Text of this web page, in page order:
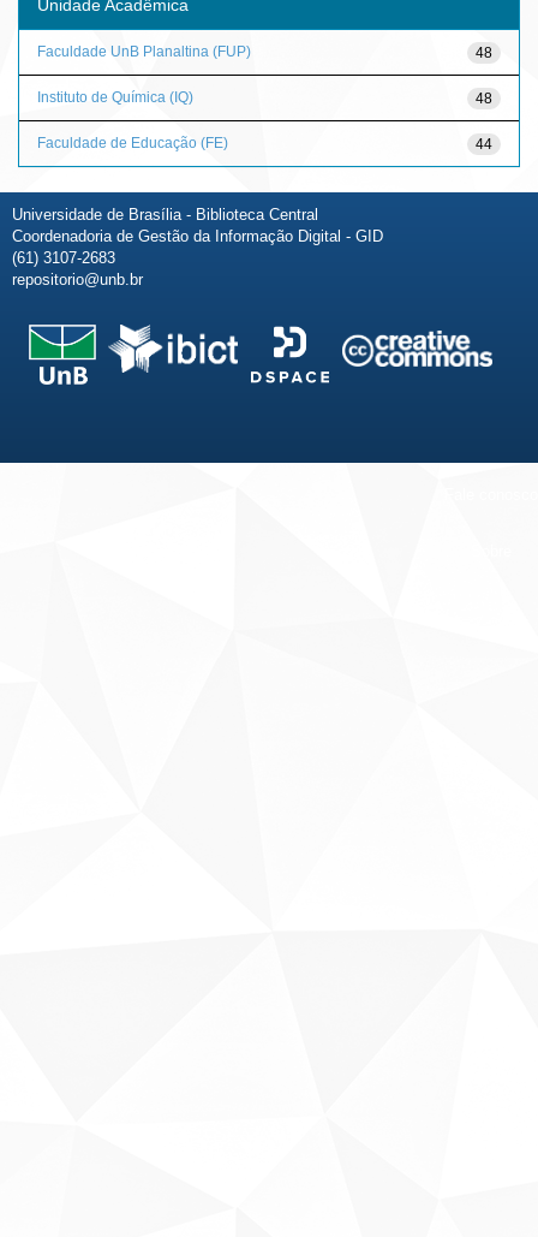
Unidade Acadêmica
48
Faculdade UnB Planaltina (FUP)
48
Instituto de Química (IQ)
44
Faculdade de Educação (FE)
Universidade de Brasília - Biblioteca Central
Coordenadoria de Gestão da Informação Digital - GID
(61) 3107-2683
repositorio@unb.br